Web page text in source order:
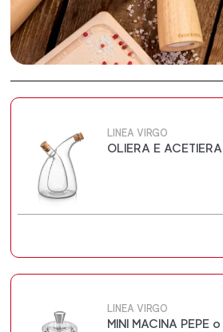
LINEA VIRGO
OLIERA E ACETIERA
LINEA VIRGO
MINI MACINA PEPE